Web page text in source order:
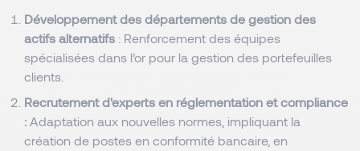
Développement des départements de gestion des
actifs alternatifs : Renforcement des équipes
spécialisées dans l’or pour la gestion des portefeuilles
clients.
Recrutement d'experts en réglementation et compliance
: Adaptation aux nouvelles normes, impliquant la
création de postes en conformité bancaire, en